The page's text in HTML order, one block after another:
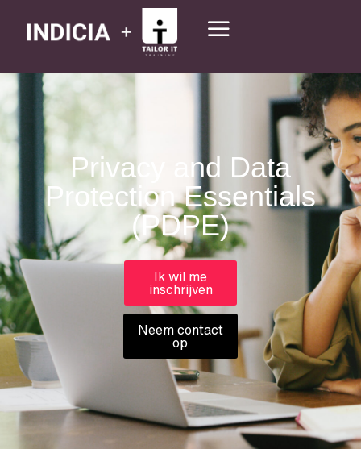
Privacy and Data
Protection Essentials
(PDPE)
Ik wil me
inschrijven
Neem contact
op